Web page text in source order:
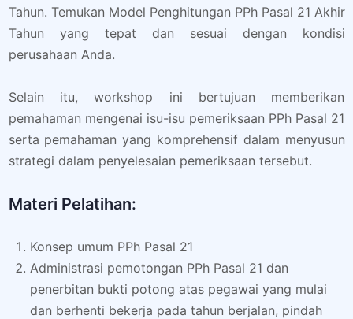
Tahun. Temukan Model Penghitungan PPh Pasal 21 Akhir
Tahun yang tepat dan sesuai dengan kondisi
perusahaan Anda.
Selain itu, workshop ini bertujuan memberikan
pemahaman mengenai isu-isu pemeriksaan PPh Pasal 21
serta pemahaman yang komprehensif dalam menyusun
strategi dalam penyelesaian pemeriksaan tersebut.
Materi Pelatihan:
Konsep umum PPh Pasal 21
Administrasi pemotongan PPh Pasal 21 dan
penerbitan bukti potong atas pegawai yang mulai
dan berhenti bekerja pada tahun berjalan, pindah